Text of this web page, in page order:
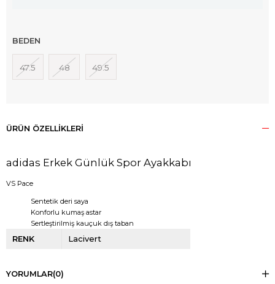
BEDEN
47.5 48 49.5
ÜRÜN ÖZELLIKLERI
adidas Erkek Günlük Spor Ayakkabı
VS Pace
Sentetik deri saya
Konforlu kumaş astar
Sertleştirilmiş kauçuk dış taban
RENK Lacivert
YORUMLAR(0)